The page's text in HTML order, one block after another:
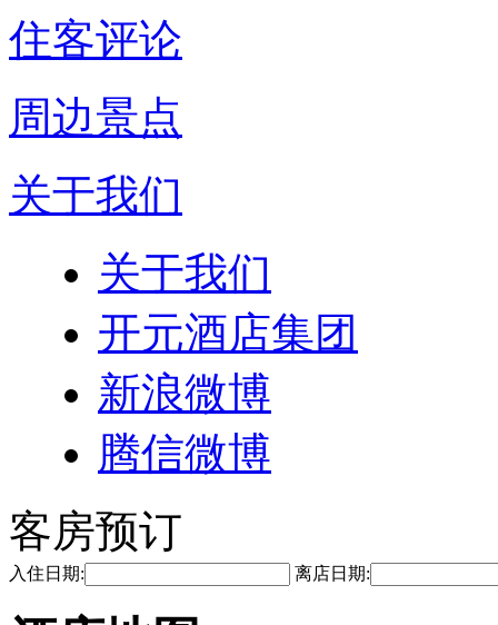
住客评论
周边景点
关于我们
关于我们
开元酒店集团
新浪微博
腾信微博
客房预订
入住日期: 离店日期: